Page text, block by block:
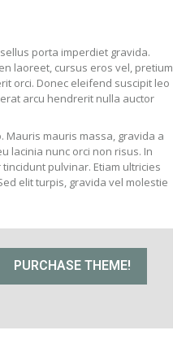
porta imperdiet gravida.
laoreet, cursus eros vel, pretium
orci. Donec eleifend suscipit leo
arcu hendrerit nulla auctor
mauris massa, gravida a
lacinia nunc orci non risus. In
pulvinar. Etiam ultricies
elit turpis, gravida vel molestie
PURCHASE THEME!